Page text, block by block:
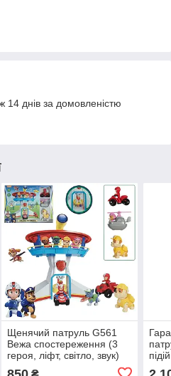
днів за домовленістю
Щенячий патруль G561
Вежа спостереження (3
героя, ліфт, світло, звук)